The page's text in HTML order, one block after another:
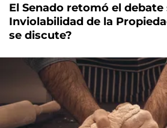
El Senado retomó el debate
Inviolabilidad de la
se discute?